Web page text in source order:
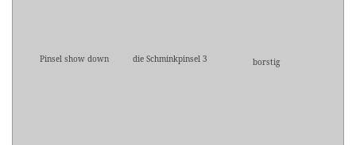
Pinsel show down die Schminkpinsel 3 borstig